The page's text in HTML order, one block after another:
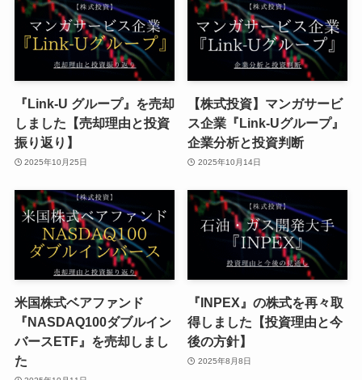
『Link-U グループ』を売却
しました【売却理由と投資
振り返り】
2025年10月25日
【株式投資】マンガサービ
ス企業『Link-Uグループ』
企業分析と投資判断
2025年10月14日
米国株式ベアファンド
『NASDAQ100ダブルイン
バースETF』を売却しまし
た
『INPEX』の株式を再々取
得しました【投資理由と今
後の方針】
2025年8月8日